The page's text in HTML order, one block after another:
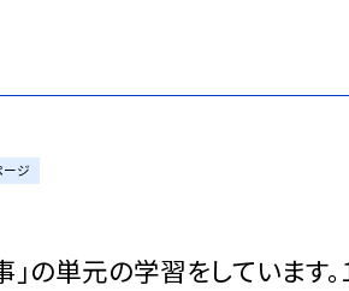
ージ
の単元の学習をしています。